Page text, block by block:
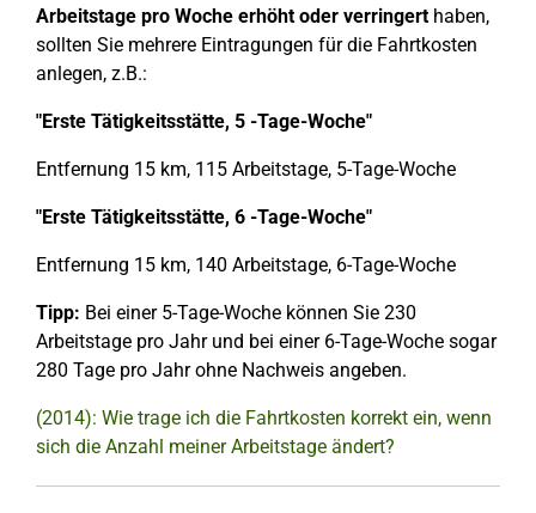
Arbeitstage pro Woche erhöht oder verringerthaben,
sollten Sie mehrere Eintragungen für die Fahrtkosten
anlegen, z.B.:
"Erste Tätigkeitsstätte, 5 -Tage-Woche"
Entfernung 15 km, 115 Arbeitstage, 5-Tage-Woche
"Erste Tätigkeitsstätte, 6 -Tage-Woche"
Entfernung 15 km, 140 Arbeitstage, 6-Tage-Woche
Tipp: Bei einer 5-Tage-Woche können Sie 230
Arbeitstage pro Jahr und bei einer 6-Tage-Woche sogar
280 Tage pro Jahr ohne Nachweis angeben.
(2014): Wie trage ich die Fahrtkosten korrekt ein, wenn
sich die Anzahl meiner Arbeitstage ändert?